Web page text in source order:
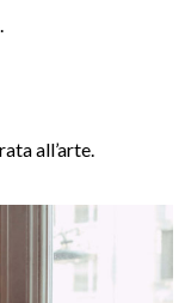
all’arte.